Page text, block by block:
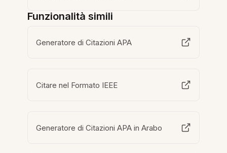
Funzionalità simili
Generatore di Citazioni APA
Citare nel Formato IEEE
Generatore di Citazioni APA in Arabo